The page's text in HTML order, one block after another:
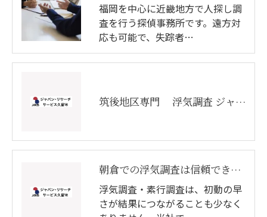
福岡を中心に近畿地方で人探し調
査を行う探偵事務所です。遠方対
応も可能で、失踪者…
筑後地区専門 浮気調査 ジャパン・リサーチサービス久留米
朝倉での浮気調査は信頼できる探偵へ
浮気調査・素行調査は、初動の早
さが結果につながることも少なく